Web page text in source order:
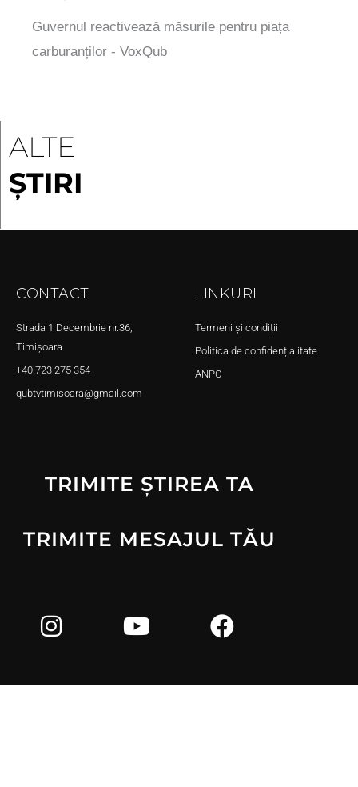
Guvernul reactivează măsurile pentru piața
carburanților - VoxQub
ALTE
ȘTIRI
CONTACT
Strada 1 Decembrie nr.36,
Timișoara
+40 723 275 354
qubtvtimisoara@gmail.com
LINKURI
Termeni și condiții
Politica de confidențialitate
ANPC
TRIMITE ȘTIREA TA
TRIMITE MESAJUL TĂU